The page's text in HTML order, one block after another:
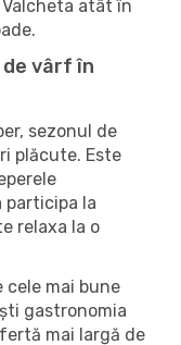
atât în
vârf în
sezonul de
plăcute. Este
participa la
relaxa la o
cele mai bune
gastronomia
mai largă de